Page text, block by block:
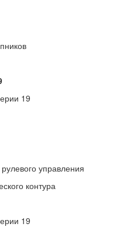
19
управления
контура
19